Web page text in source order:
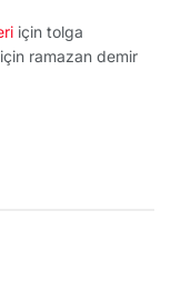
için tolga
için ramazan demir